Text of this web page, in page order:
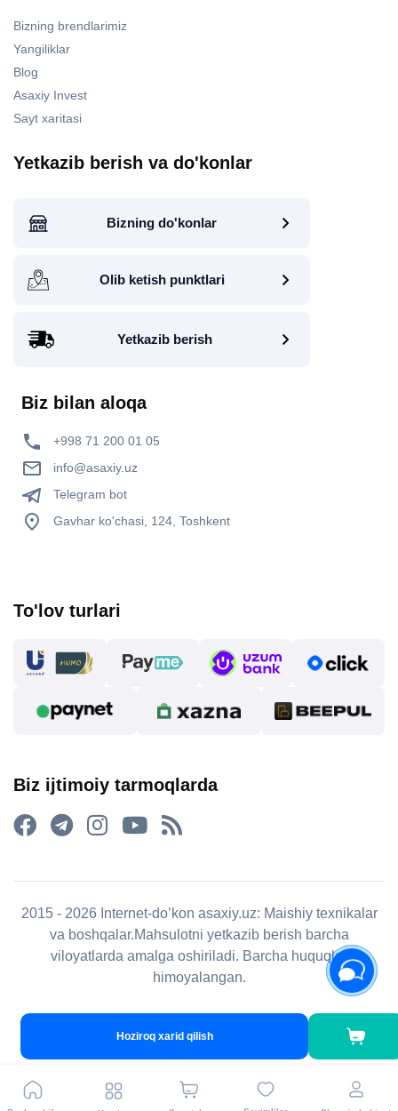
Hoziroq xarid qilish
Bizning brendlarimiz
Yangiliklar
Blog
Asaxiy Invest
Sayt xaritasi
Yetkazib berish va do'konlar
Bizning do'konlar
Olib ketish punktlari
Yetkazib berish
Biz bilan aloqa
+998 71 200 01 05
info@asaxiy.uz
Telegram bot
Gavhar ko'chasi, 124, Toshkent
To'lov turlari
Biz ijtimoiy tarmoqlarda
2015 - 2026 Internet-do’kon asaxiy.uz: Maishiy texnikalar
va boshqalar.Mahsulotni yetkazib berish barcha
viloyatlarda amalga oshiriladi. Barcha huquqlar
himoyalangan.